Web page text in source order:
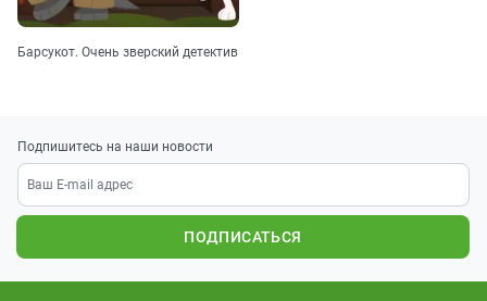
Барсукот. Очень зверский детектив
Подпишитесь на наши новости
ПОДПИСАТЬСЯ